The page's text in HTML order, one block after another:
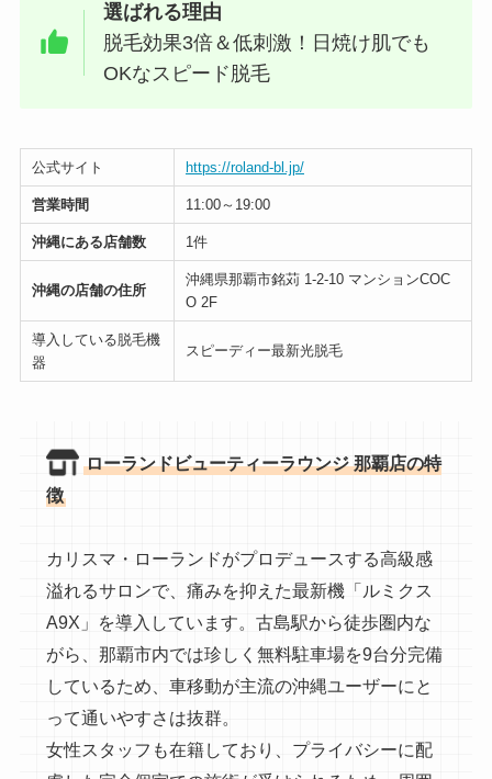
選ばれる理由
脱毛効果3倍＆低刺激！日焼け肌でも
OKなスピード脱毛
公式サイト https://roland-bl.jp/
営業時間 11:00～19:00
沖縄にある店舗数 1件
沖縄の店舗の住所
沖縄県那覇市銘苅 1-2-10 マンションCOC
O 2F
導入している脱毛機
器
スピーディー最新光脱毛
ローランドビューティーラウンジ 那覇店の特
徴
カリスマ・ローランドがプロデュースする高級感
溢れるサロンで、痛みを抑えた最新機「ルミクス
A9X」を導入しています。古島駅から徒歩圏内な
がら、那覇市内では珍しく無料駐車場を9台分完備
しているため、車移動が主流の沖縄ユーザーにと
って通いやすさは抜群。
女性スタッフも在籍しており、プライバシーに配